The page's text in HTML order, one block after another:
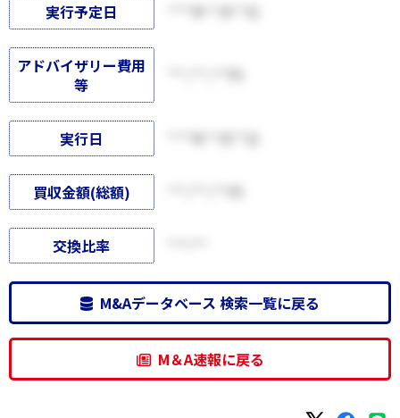
実行予定日
アドバイザリー費用
等
実行日
買収金額(総額)
交換比率
M&Aデータベース 検索一覧に戻る
M＆A速報に戻る